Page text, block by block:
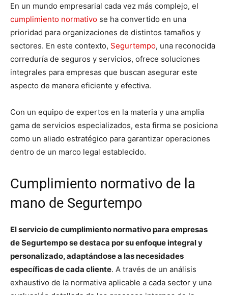
En un mundo empresarial cada vez más complejo, el
cumplimiento normativo se ha convertido en una
prioridad para organizaciones de distintos tamaños y
sectores. En este contexto, Segurtempo, una reconocida
correduría de seguros y servicios, ofrece soluciones
integrales para empresas que buscan asegurar este
aspecto de manera eficiente y efectiva.
Con un equipo de expertos en la materia y una amplia
gama de servicios especializados, esta firma se posiciona
como un aliado estratégico para garantizar operaciones
dentro de un marco legal establecido.
Cumplimiento normativo de la
mano de Segurtempo
El servicio de cumplimiento normativo para empresas
de Segurtempo se destaca por su enfoque integral y
personalizado, adaptándose a las necesidades
específicas de cada cliente. A través de un análisis
exhaustivo de la normativa aplicable a cada sector y una